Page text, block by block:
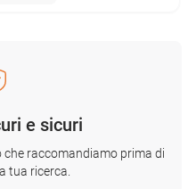
e sicuri
raccomandiamo prima di
tua ricerca.